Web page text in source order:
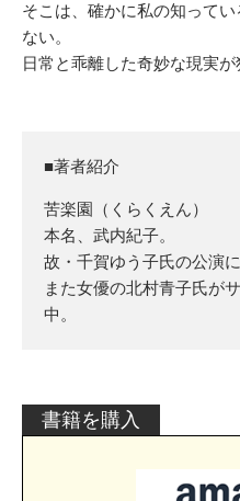
そこは、確かに私の知って
ない。
日常と乖離した奇妙な現実
■著者紹介
苦楽園（くらくえん）
本名、武内紀子。
故・千賀ゆう子氏の公演
また女優の北村青子氏が
中。
書籍を購入